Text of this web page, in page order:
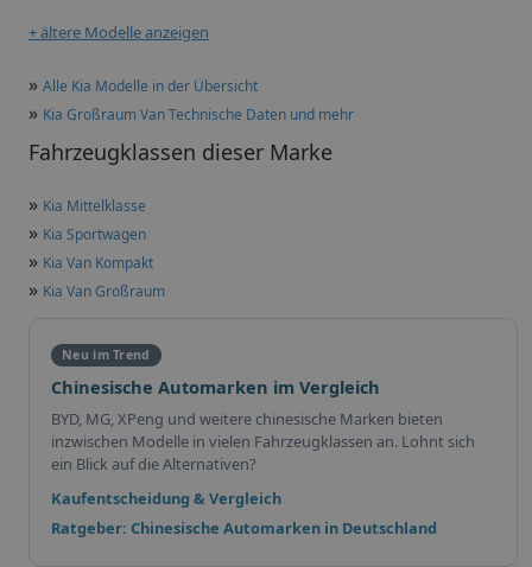
+ ältere Modelle anzeigen
» Alle Kia Modelle in der Übersicht
» Kia Großraum Van Technische Daten und mehr
Fahrzeugklassen dieser Marke
» Kia Mittelklasse
» Kia Sportwagen
» Kia Van Kompakt
» Kia Van Großraum
Neu im Trend
Chinesische Automarken im Vergleich
BYD, MG, XPeng und weitere chinesische Marken bieten
inzwischen Modelle in vielen Fahrzeugklassen an. Lohnt sich
ein Blick auf die Alternativen?
Kaufentscheidung & Vergleich
Ratgeber: Chinesische Automarken in Deutschland